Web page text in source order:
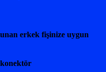
erkek fişinize uygun